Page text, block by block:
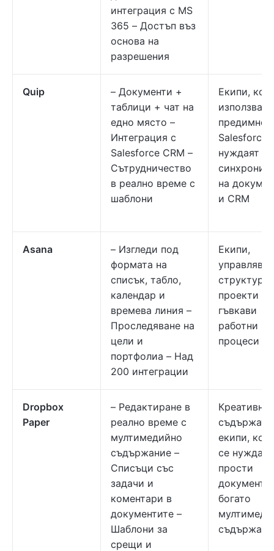
интеграция с MS
365 – Достъп въз
основа на
разрешения
Quip
– Документи +
таблици + чат на
едно място –
Интеграция с
Salesforce CRM –
Сътрудничество
в реално време с
шаблони
Екипи,
използват
предимно
Salesforce
нуждаят от
на
и CRM
Asana
– Изгледи под
формата на
списък, табло,
календар и
времева линия –
Проследяване на
цели и
портфолиа – Над
200 интеграции
Екипи,
проекти с
гъвкави
работни
процеси
Dropbox
Paper
– Редактиране в
реално време с
мултимедийно
съдържание –
Списъци със
задачи и
коментари в
документите –
Шаблони за
срещи и
Креативни
екипи,
се
прости
документи
богато